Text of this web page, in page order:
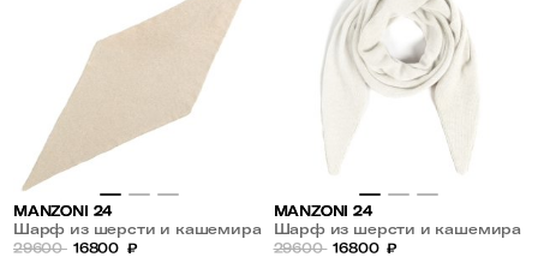
MANZONI 24
Шарф из шерсти и кашемира
29600 16800 ₽
MANZONI 24
Шарф из шерсти и кашемира
29600 16800 ₽